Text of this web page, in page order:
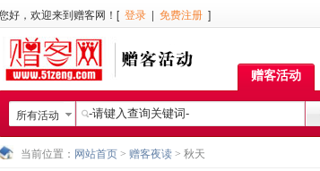
好，欢迎来到赠客网！[ 登录 | 免费注册 ]
赠客活动
所有活动
当前位置： 网站首页 > 赠客夜读 > 秋天